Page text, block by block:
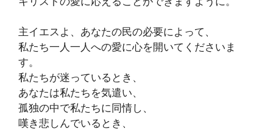
主イエスよ、あなたの民の必要によって、
私たち一人一人への愛に心を開いてくださいま
す。
私たちが迷っているとき、
あなたは私たちを気遣い、
孤独の中で私たちに同情し、
嘆き悲しんでいるとき、